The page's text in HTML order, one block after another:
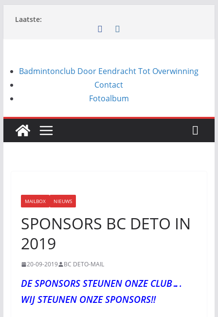
naar
Laatste:
Badmintonclub Door Eendracht Tot Overwinning
Contact
Fotoalbum
MAILBOX NIEUWS
SPONSORS BC DETO IN
2019
20-09-2019 BC DETO-MAIL
DE SPONSORS STEUNEN ONZE CLUB….
WIJ STEUNEN ONZE SPONSORS!!